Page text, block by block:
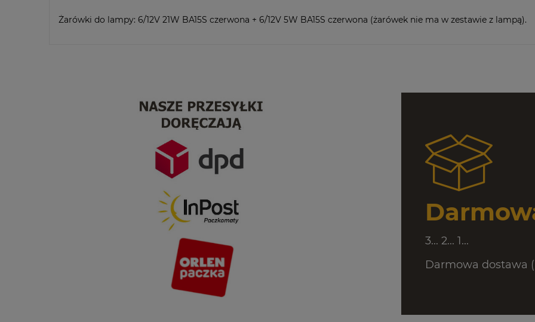
Żarówki do lampy: 6/12V 21W BA15S czerwona + 6/12V 5W BA15S czerwona (żarówek nie ma w zestawie z lampą).
3... 2... 1...
Darmowa dostawa